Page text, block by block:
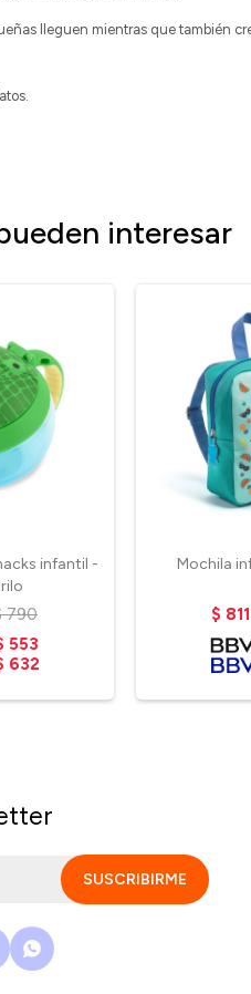
lleguen mientras que también
interesar
infantil -
790
553
632
Mochila
$ 811
SUSCRIBIRME
